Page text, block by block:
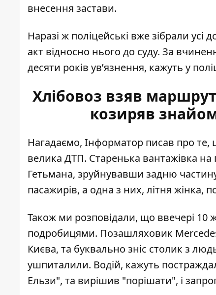
внесення застави.
Наразі ж поліцейські вже зібрали
акт відносно нього до суду. За
десяти років ув’язнення, кажуть у
Хлібовоз взяв
козиряв
Нагадаємо, Інформатор писав про те,
велика ДТП. Старенька вантажівка на
Гетьмана, зруйнувавши задню
пасажирів, а одна з них, літня жінка,
Також ми розповідали, що ввечері 10
подробицями. Позашляховик
Києва, та буквально зніс столик з
ушпиталили. Водій, кажуть
Ельзи", та вирішив "порішати", і